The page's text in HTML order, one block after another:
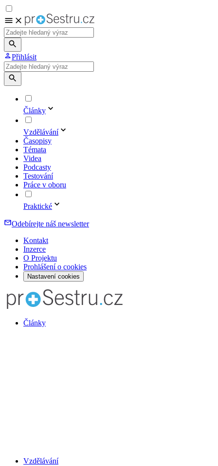
Přihlásit
Články
Vzdělávání
Časopisy
Témata
Videa
Podcasty
Testování
Práce v oboru
Praktické
Odebírejte náš newsletter
Kontakt
Inzerce
O Projektu
Prohlášení o cookies
Nastavení cookies
Články
Vzdělávání